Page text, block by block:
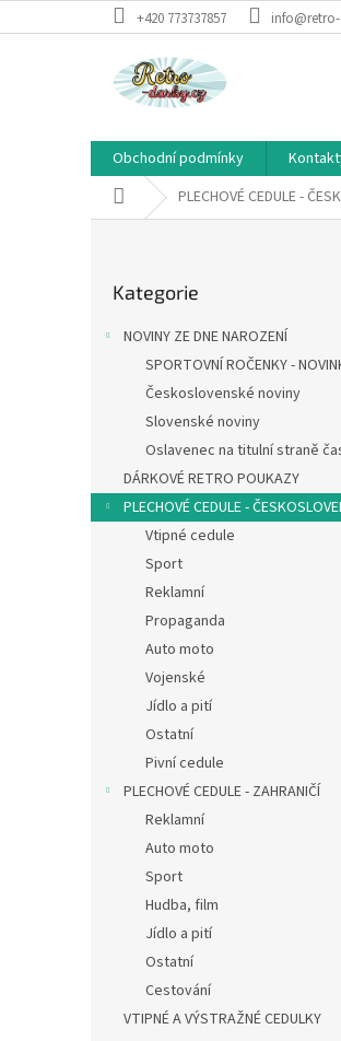
na
+420 773737857
Obchodní podmínky
Domů PLECHOVÉ CEDULE -
n
e
kategorie
Kategorie
NOVINY ZE DNE NAROZENÍ
SPORTOVNÍ ROČENKY -
Československé noviny
Slovenské noviny
Oslavenec na titulní straně
DÁRKOVÉ RETRO POUKAZY
PLECHOVÉ CEDULE -
Vtipné cedule
Sport
Reklamní
Propaganda
Auto moto
Vojenské
Jídlo a pití
Ostatní
Pivní cedule
PLECHOVÉ CEDULE - ZAHRANIČÍ
Reklamní
Auto moto
Sport
Hudba, film
Jídlo a pití
Ostatní
Cestování
VTIPNÉ A VÝSTRAŽNÉ CEDULKY